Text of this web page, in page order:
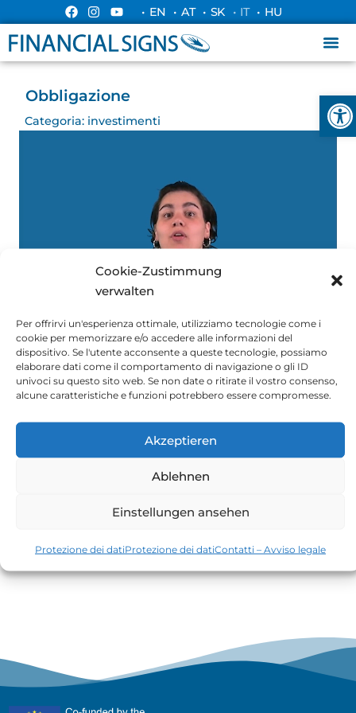
Apri
Cookie-Zustimmung
verwalten
Per offrirvi un'esperienza ottimale, utilizziamo tecnologie come i
cookie per memorizzare e/o accedere alle informazioni del
dispositivo. Se l'utente acconsente a queste tecnologie, possiamo
elaborare dati come il comportamento di navigazione o gli ID
univoci su questo sito web. Se non date o ritirate il vostro consenso,
alcune caratteristiche e funzioni potrebbero essere compromesse.
Akzeptieren
Ablehnen
Einstellungen ansehen
Protezione dei datiProtezione dei datiContatti – Avviso legale
• EN • AT • SK • IT • HU
Obbligazione
Categoria: investimenti
ti dovrà ridare i soldi. Ti dovrà anche pagare gli
governo.